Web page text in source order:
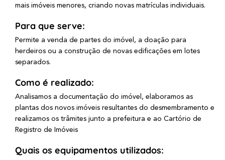
mais imóveis menores, criando novas matrículas individuais.
Para que serve:
Permite a venda de partes do imóvel, a doação para
herdeiros ou a construção de novas edificações em lotes
separados.
Como é realizado:
Analisamos a documentação do imóvel, elaboramos as
plantas dos novos imóveis resultantes do desmembramento e
realizamos os trâmites junto a prefeitura e ao Cartório de
Registro de Imóveis
Quais os equipamentos utilizados: